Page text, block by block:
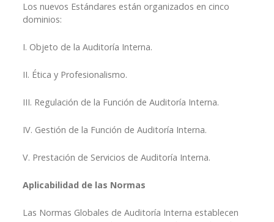
Los nuevos Estándares están organizados en cinco
dominios:
I. Objeto de la Auditoría Interna.
II. Ética y Profesionalismo.
III. Regulación de la Función de Auditoría Interna.
IV. Gestión de la Función de Auditoría Interna.
V. Prestación de Servicios de Auditoría Interna.
Aplicabilidad de las Normas
Las Normas Globales de Auditoría Interna establecen